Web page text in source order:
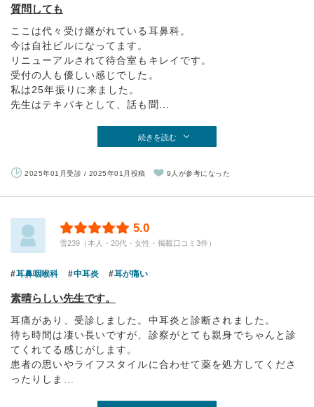
質問しても
ここは代々受け継がれている耳鼻科。
今は自社ビルになってます。
リニューアルされて待合室もキレイです。
受付の人も優しい感じでした。
私は25年振りに来ました。
先生はテキパキとして、話も聞...
続きを読む
2025年01月受診 / 2025年01月投稿 9人が参考になった
5.0
雪239（本人・20代・女性・掲載口コミ3件）
耳鼻咽喉科 中耳炎 耳が痛い
素晴らしい先生です。
耳痛があり、受診しました。中耳炎と診断されました。
待ち時間は凄い長いですが、診察がとても親身でちゃんと診
てくれてる感じがします。
患者の思いやライフスタイルに合わせて薬を処方してくださ
ったりしま...